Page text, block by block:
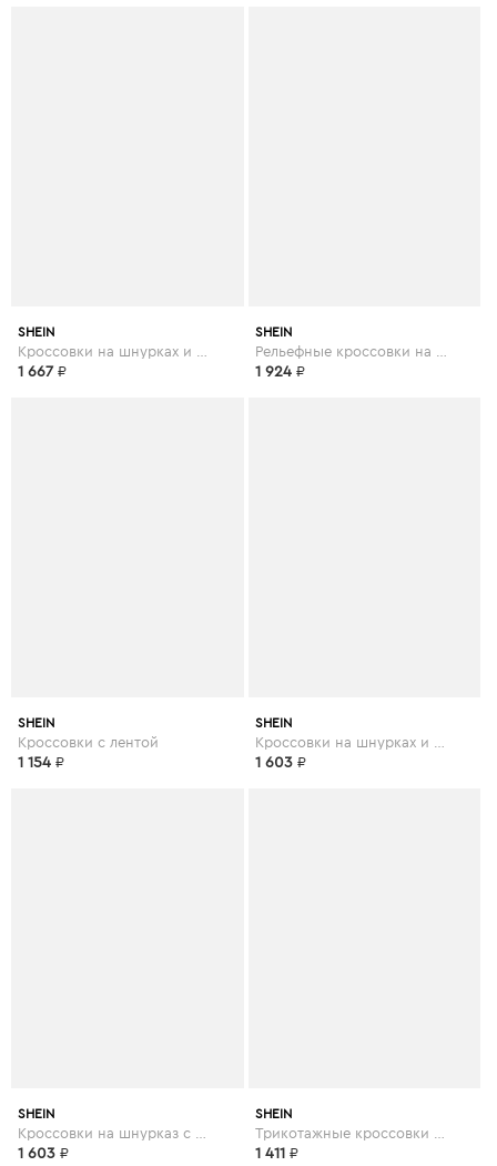
SHEIN
1 667 ₽
SHEIN
1 924 ₽
SHEIN
Кроссовки с лентой
1 154 ₽
SHEIN
1 603 ₽
SHEIN
1 603 ₽
SHEIN
1 411 ₽